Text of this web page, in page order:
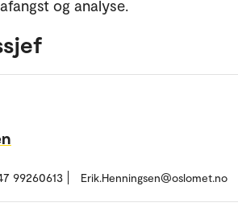
og analyse.
99260613 Erik.Henningsen@oslomet.no